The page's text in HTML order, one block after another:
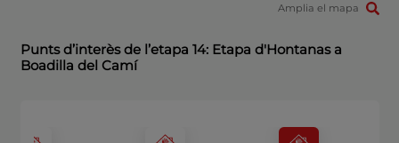
Amplia el mapa
Punts d’interès de l’etapa 14: Etapa d'Hontanas a
Boadilla del Camí